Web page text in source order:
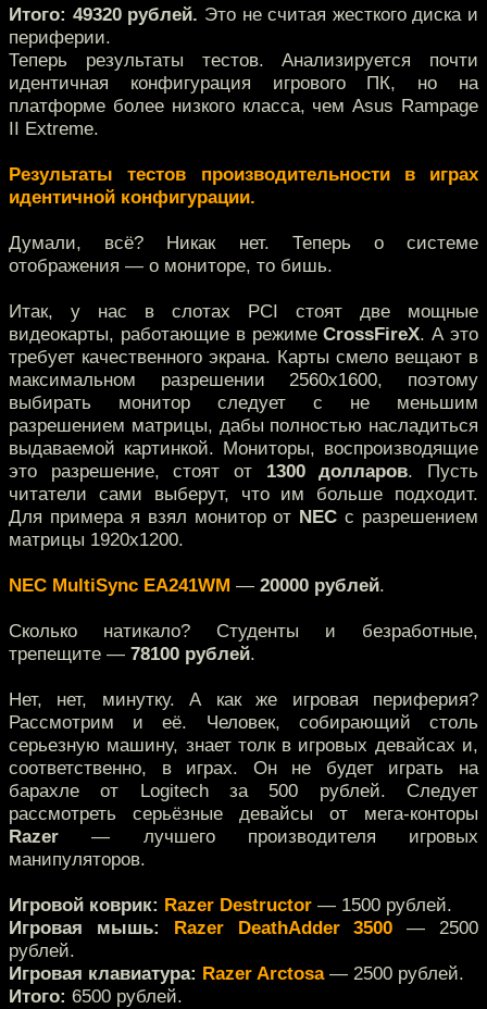
Итого: 49320 рублей. Это не считая жесткого диска и
периферии.
Теперь результаты тестов. Анализируется почти
идентичная конфигурация игрового ПК, но на
платформе более низкого класса, чем Asus Rampage
II Extreme.
Результаты тестов производительности в играх
идентичной конфигурации.
Думали, всё? Никак нет. Теперь о системе
отображения — о мониторе, то бишь.
Итак, у нас в слотах PCI стоят две мощные
видеокарты, работающие в режимеCrossFireX. А это
требует качественного экрана. Карты смело вещают в
максимальном разрешении 2560x1600, поэтому
выбирать монитор следует с не меньшим
разрешением матрицы, дабы полностью насладиться
выдаваемой картинкой. Мониторы, воспроизводящие
это разрешение, стоят от 1300 долларов. Пусть
читатели сами выберут, что им больше подходит.
Для примера я взял монитор от NEC с разрешением
матрицы 1920x1200.
NEC MultiSync EA241WM — 20000 рублей.
Сколько натикало? Студенты и безработные,
трепещите — 78100 рублей.
Нет, нет, минутку. А как же игровая периферия?
Рассмотрим и её. Человек, собирающий столь
серьезную машину, знает толк в игровых девайсах и,
соответственно, в играх. Он не будет играть на
барахле от Logitech за 500 рублей. Следует
рассмотреть серьёзные девайсы от мега-конторы
Razer — лучшего производителя игровых
манипуляторов.
Игровой коврик: Razer Destructor — 1500 рублей.
Игровая мышь: Razer DeathAdder 3500 — 2500
рублей.
Игровая клавиатура: Razer Arctosa— 2500 рублей.
Итого: 6500 рублей.